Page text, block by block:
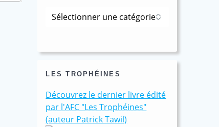
Catégories
LES TROPHÉINES
Découvrez le dernier livre édité
par l'AFC "Les Trophéines"
(auteur Patrick Tawil)